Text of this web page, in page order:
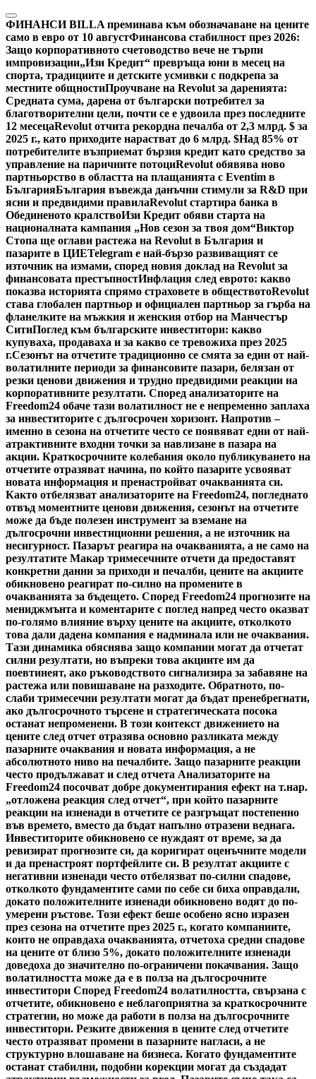
Skip
to
content
ФИНАНСИ BILLA преминава към обозначаване на цените
само в евро от 10 августФинансова стабилност през 2026:
Защо корпоративното счетоводство вече не търпи
импровизации„Изи Кредит“ превръща юни в месец на
спорта, традициите и детските усмивки с подкрепа за
местните общностиПроучване на Revolut за даренията:
Средната сума, дарена от български потребител за
благотворителни цели, почти се е удвоила през последните
12 месецаRevolut отчита рекордна печалба от 2,3 млрд. $ за
2025 г., като приходите нарастват до 6 млрд. $Над 85% от
потребителите възприемат бързия кредит като средство за
управление на паричните потоциRevolut обявява ново
партньорство в областта на плащанията с Eventim в
БългарияБългария въвежда данъчни стимули за R&D при
ясни и предвидими правилаRevolut стартира банка в
Обединеното кралствоИзи Кредит обяви старта на
националната кампания „Нов сезон за твоя дом“Виктор
Стопа ще оглави растежа на Revolut в България и
пазарите в ЦИЕTelegram е най-бързо развиващият се
източник на измами, според новия доклад на Revolut за
финансовата престъпностИнфлация след еврото: какво
показва историята спрямо страховете в обществотоRevolut
става глобален партньор и официален партньор за гърба на
фланелките на мъжкия и женския отбор на Манчестър
СитиПоглед към българските инвеститори: какво
купуваха, продаваха и за какво се тревожиха през 2025
г.Сезонът на отчетите традиционно се смята за един от най-
волатилните периоди за финансовите пазари, белязан от
резки ценови движения и трудно предвидими реакции на
корпоративните резултати. Според анализаторите на
Freedom24 обаче тази волатилност не е непременно заплаха
за инвеститорите с дългосрочен хоризонт. Напротив –
именно в сезона на отчетите често се появяват едни от най-
атрактивните входни точки за навлизане в пазара на
акции. Краткосрочните колебания около публикуването на
отчетите отразяват начина, по който пазарите усвояват
новата информация и пренастройват очакванията си.
Както отбелязват анализаторите на Freedom24, погледнато
отвъд моментните ценови движения, сезонът на отчетите
може да бъде полезен инструмент за вземане на
дългосрочни инвестиционни решения, а не източник на
несигурност. Пазарът реагира на очакванията, а не само на
резултатите Макар тримесечните отчети да предоставят
конкретни данни за приходи и печалби, цените на акциите
обикновено реагират по-силно на промените в
очакванията за бъдещето. Според Freedom24 прогнозите на
мениджмънта и коментарите с поглед напред често оказват
по-голямо влияние върху цените на акциите, отколкото
това дали дадена компания е надминала или не очаквания.
Тази динамика обяснява защо компании могат да отчетат
силни резултати, но въпреки това акциите им да
поевтинеят, ако ръководството сигнализира за забавяне на
растежа или повишаване на разходите. Обратното, по-
слаби тримесечни резултати могат да бъдат пренебрегнати,
ако дългосрочното търсене и стратегическата посока
останат непроменени. В този контекст движението на
цените след отчет отразява основно разликата между
пазарните очаквания и новата информация, а не
абсолютното ниво на печалбите. Защо пазарните реакции
често продължават и след отчета Анализаторите на
Freedom24 посочват добре документирания ефект на т.нар.
„отложена реакция след отчет“, при който пазарните
реакции на изненади в отчетите се разгръщат постепенно
във времето, вместо да бъдат напълно отразени веднага.
Инвеститорите обикновено се нуждаят от време, за да
ревизират прогнозите си, да коригират оценъчните модели
и да пренастроят портфейлите си. В резултат акциите с
негативни изненади често отбелязват по-силни спадове,
отколкото фундаментите сами по себе си биха оправдали,
докато положителните изненади обикновено водят до по-
умерени ръстове. Този ефект беше особено ясно изразен
през сезона на отчетите през 2025 г., когато компаниите,
които не оправдаха очакванията, отчетоха средни спадове
на цените от близо 5%, докато положителните изненади
доведоха до значително по-ограничени покачвания. Защо
волатилността може да е в полза на дългосрочните
инвеститори Според Freedom24 волатилността, свързана с
отчетите, обикновено е неблагоприятна за краткосрочните
стратегии, но може да работи в полза на дългосрочните
инвеститори. Резките движения в цените след отчетите
често отразяват промени в пазарните нагласи, а не
структурно влошаване на бизнеса. Когато фундаментите
останат стабилни, подобни корекции могат да създадат